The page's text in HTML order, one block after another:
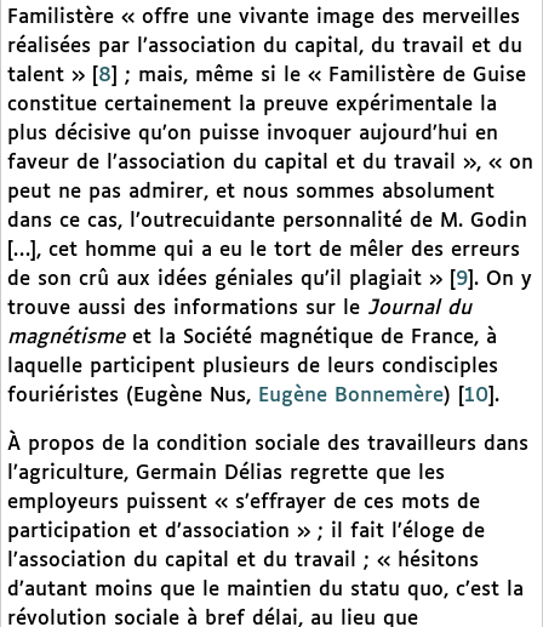
Familistère « offre une vivante image des merveilles
réalisées par l’association du capital, du travail et du
talent »
8
; mais, même si le « Familistère de Guise
constitue certainement la preuve expérimentale la
plus décisive qu’on puisse invoquer aujourd’hui en
faveur de l’association du capital et du travail », « on
peut ne pas admirer, et nous sommes absolument
dans ce cas, l’outrecuidante personnalité de M. Godin
[…], cet homme qui a eu le tort de mêler des erreurs
de son crû aux idées géniales qu’il plagiait »
9 . On y
trouve aussi des informations sur le Journal du
magnétisme et la Société magnétique de France, à
laquelle participent plusieurs de leurs condisciples
fouriéristes (Eugène Nus, Eugène Bonnemère) 10 .
À propos de la condition sociale des travailleurs dans
l’agriculture, Germain Délias regrette que les
employeurs puissent « s’effrayer de ces mots de
participation et d’association » ; il fait l’éloge de
l’association du capital et du travail ; « hésitons
d’autant moins que le maintien du statu quo, c’est la
révolution sociale à bref délai, au lieu que